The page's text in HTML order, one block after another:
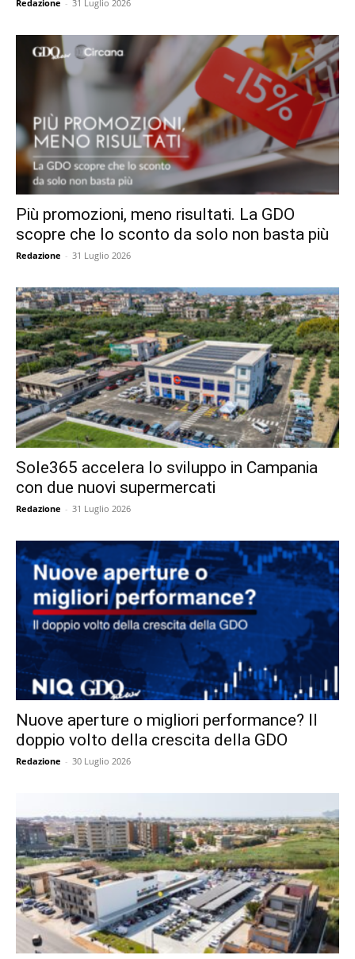
Redazione - 31 Luglio 2026
Più promozioni, meno risultati. La GDO
scopre che lo sconto da solo non basta più
Redazione - 31 Luglio 2026
Sole365 accelera lo sviluppo in Campania
con due nuovi supermercati
Redazione - 31 Luglio 2026
Nuove aperture o migliori performance? Il
doppio volto della crescita della GDO
Redazione - 30 Luglio 2026